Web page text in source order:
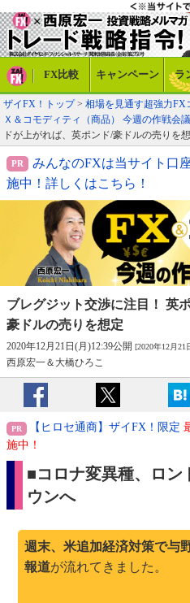
FX比較 キャンペーン ラ
ザイFX！トップ> 相場を見通す超強力FX
Ｘ＆コモディティ（商品） 今週の作戦会議
ドが上がれば、英ポンド/豪ドルの売りを
みんなのFXは当サイト口
施中！詳しくはこちら！
ブレグジット交渉に注目！ 英
豪ドルの売りを想定
2020年12月21日(月)12:39公開 [2020年12月21
西原宏一＆大橋ひろこ
【ヒロセ通商】ザイFX！限定
施中！
■コロナ変異種、ロン
ウンへ
週末、米追加経済対策で与
報道が流れてきました。